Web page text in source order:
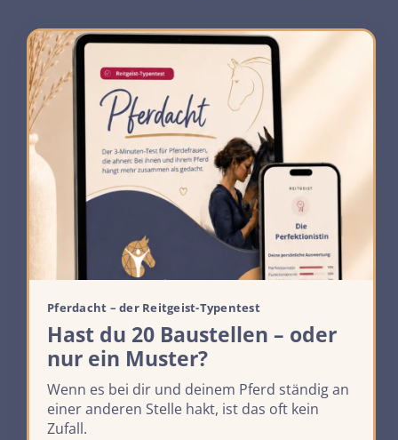
Pferdacht – der Reitgeist-Typentest
Hast du 20 Baustellen – oder
nur ein Muster?
Wenn es bei dir und deinem Pferd ständig an
einer anderen Stelle hakt, ist das oft kein
Zufall.